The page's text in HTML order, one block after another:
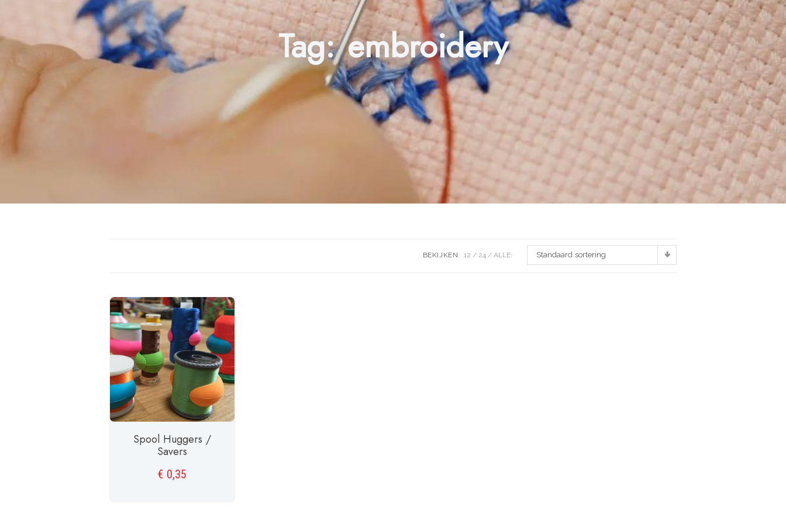
Tag:embroidery
Standaard sortering
BEKIJKEN: 12 24 ALLE:
Spool Huggers /
Savers
€0,35